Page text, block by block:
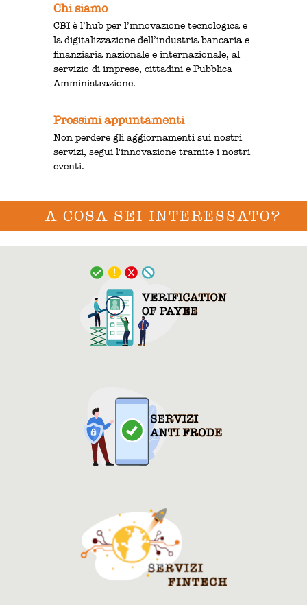
Chi siamo
CBI è l’hub per l’innovazione tecnologica e
la digitalizzazione dell’industria bancaria e
finanziaria nazionale e internazionale, al
servizio di imprese, cittadini e Pubblica
Amministrazione.
Prossimi appuntamenti
Non perdere gli aggiornamenti sui nostri
servizi, segui l'innovazione tramite i nostri
eventi.
A COSA SEI INTERESSATO?